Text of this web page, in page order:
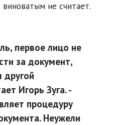
не считает.
первое лицо не
за документ,
другой
Игорь Зуга.-
процедуру
Неужели